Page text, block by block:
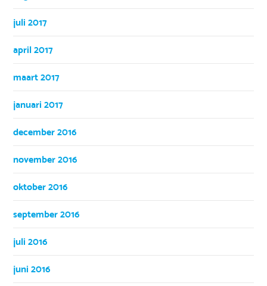
juli 2017
april 2017
maart 2017
januari 2017
december 2016
november 2016
oktober 2016
september 2016
juli 2016
juni 2016